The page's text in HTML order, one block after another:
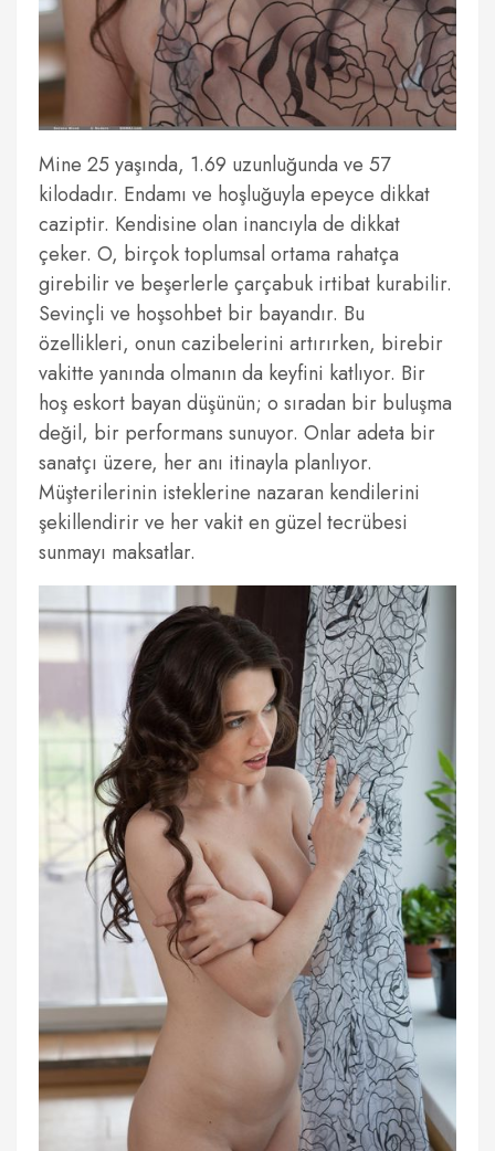
Mine 25 yaşında, 1.69 uzunluğunda ve 57
kilodadır. Endamı ve hoşluğuyla epeyce dikkat
caziptir. Kendisine olan inancıyla de dikkat
çeker. O, birçok toplumsal ortama rahatça
girebilir ve beşerlerle çarçabuk irtibat kurabilir.
Sevinçli ve hoşsohbet bir bayandır. Bu
özellikleri, onun cazibelerini artırırken, birebir
vakitte yanında olmanın da keyfini katlıyor. Bir
hoş eskort bayan düşünün; o sıradan bir buluşma
değil, bir performans sunuyor. Onlar adeta bir
sanatçı üzere, her anı itinayla planlıyor.
Müşterilerinin isteklerine nazaran kendilerini
şekillendirir ve her vakit en güzel tecrübesi
sunmayı maksatlar.